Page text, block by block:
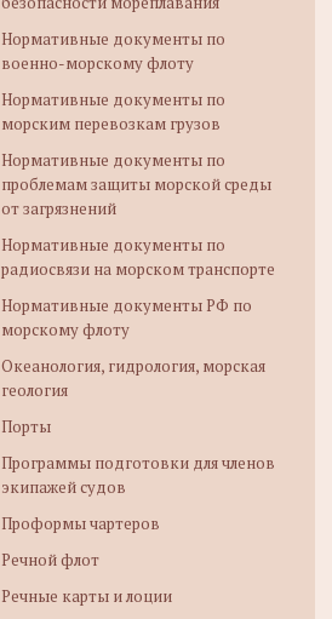
Нормативные документы по
военно-морскому флоту
Нормативные документы по
морским перевозкам грузов
Нормативные документы по
проблемам защиты морской среды
от загрязнений
Нормативные документы по
радиосвязи на морском транспорте
Нормативные документы РФ по
морскому флоту
Океанология, гидрология, морская
геология
Порты
Программы подготовки для членов
экипажей судов
Проформы чартеров
Речной флот
Речные карты и лоции